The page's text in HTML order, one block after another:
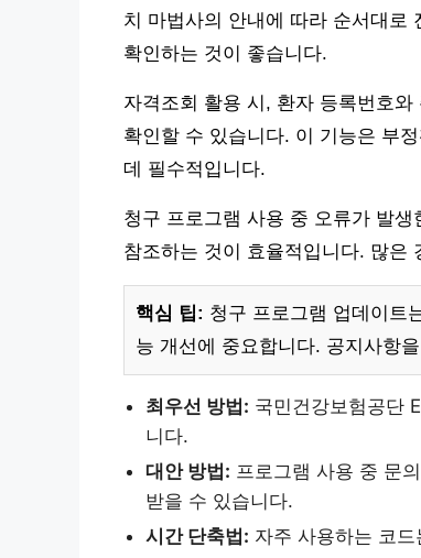
치 마법사의 안내에 따라 순서대로
확인하는 것이 좋습니다.
자격조회 활용 시, 환자 등록번호
확인할 수 있습니다. 이 기능은 부
데 필수적입니다.
청구 프로그램 사용 중 오류가 발
참조하는 것이 효율적입니다. 많은
핵심 팁: 청구 프로그램 업데이트
능 개선에 중요합니다. 공지사항
최우선 방법: 국민건강보험공단
니다.
대안 방법: 프로그램 사용 중 문
받을 수 있습니다.
시간 단축법: 자주 사용하는 코